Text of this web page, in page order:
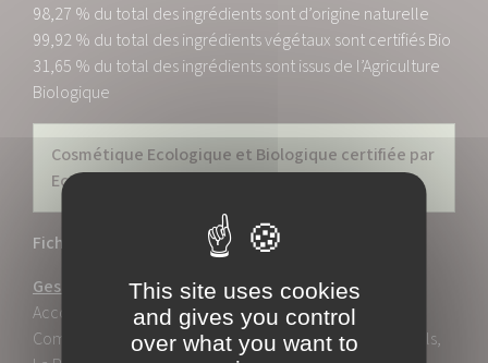
98,27 % du total des ingrédients sont d’origine naturelle
99,92 % du total des ingrédients végétaux sont certifiés Bio
31,65 % du total des ingrédients sont issus de l’Agriculture
Biologique
Cosmétique Ecologique et Biologique certifiée par
Ecocert Greenlife selon le référentiel Ecocert
Fiche technique
Gestes Beauté :
Accordez-Vous Quelques Minutes D'auto-Massage En
Commençant Par Les Chevilles, Les Malléoles, Les Orteils,
This site uses cookies
and gives you control
over what you want to